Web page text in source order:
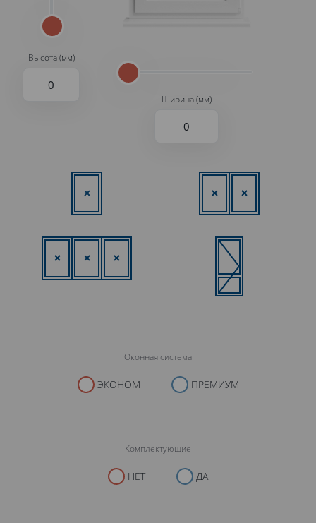
Высота (мм)
Ширина (мм)
Оконная система
ЭКОНОМ ПРЕМИУМ
Комплектующие
НЕТ ДА